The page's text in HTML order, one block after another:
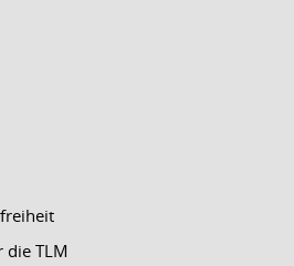
die TLM